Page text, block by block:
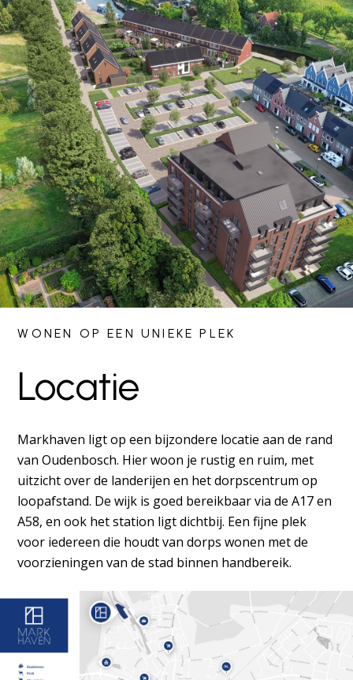
WONEN OP EEN UNIEKE PLEK
Locatie
Markhaven ligt op een bijzondere locatie aan de rand
van Oudenbosch. Hier woon je rustig en ruim, met
uitzicht over de landerijen en het dorpscentrum op
loopafstand. De wijk is goed bereikbaar via de A17 en
A58, en ook het station ligt dichtbij. Een fijne plek
voor iedereen die houdt van dorps wonen met de
voorzieningen van de stad binnen handbereik.